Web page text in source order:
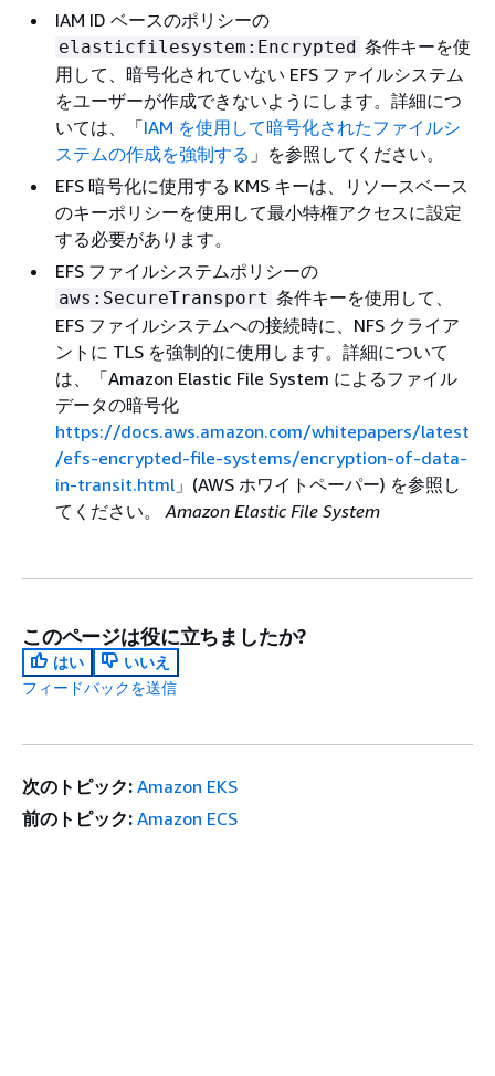
IAM ID ベースのポリシーの
elasticfilesystem:Encrypted 条件キーを使
用して、暗号化されていない EFS ファイルシステム
をユーザーが作成できないようにします。詳細につ
いては、「IAM を使用して暗号化されたファイルシ
ステムの作成を強制する 」を参照してください。
EFS 暗号化に使用する KMS キーは、リソースベース
のキーポリシーを使用して最小特権アクセスに設定
する必要があります。
EFS ファイルシステムポリシーの
aws:SecureTransport 条件キーを使用して、
EFS ファイルシステムへの接続時に、NFS クライア
ントに TLS を強制的に使用します。詳細について
は、「Amazon Elastic File System によるファイル
データの暗号化
https://docs.aws.amazon.com/whitepapers/latest
/efs-encrypted-file-systems/encryption-of-data-
in-transit.html 」(AWS ホワイトペーパー) を参照し
てください。Amazon Elastic File System
このページは役に立ちましたか?
はい
いいえ
フィードバックを送信
次のトピック: Amazon EKS
前のトピック: Amazon ECS